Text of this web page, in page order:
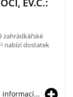
EV.Č.:
zahrádkářské
nabízí dostatek
informací...